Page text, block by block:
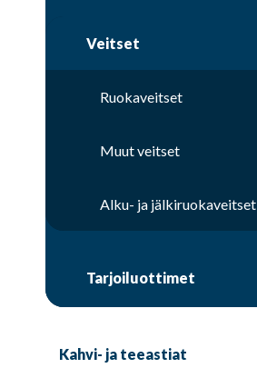
Veitset
Ruokaveitset
Muut veitset
Alku- ja jälkiruokaveitset
Tarjoiluottimet
Kahvi- ja teeastiat